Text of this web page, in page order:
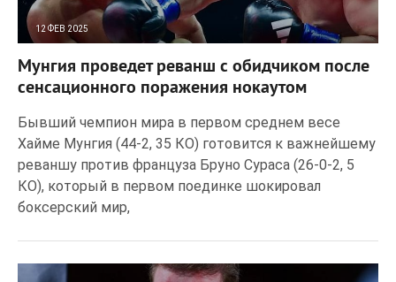
12 ФЕВ 2025
Мунгия проведет реванш с обидчиком после
сенсационного поражения нокаутом
Бывший чемпион мира в первом среднем весе
Хайме Мунгия (44-2, 35 КО) готовится к важнейшему
реваншу против француза Бруно Сураса (26-0-2, 5
КО), который в первом поединке шокировал
боксерский мир,